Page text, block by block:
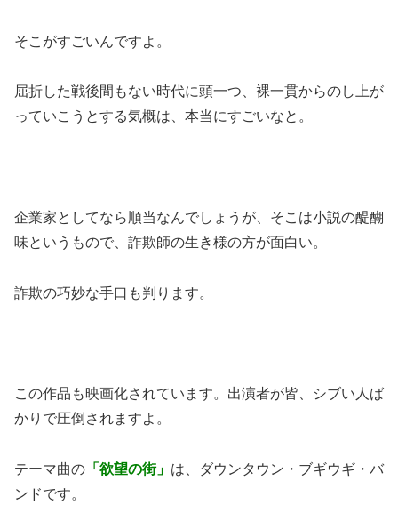
そこがすごいんですよ。
屈折した戦後間もない時代に頭一つ、裸一貫からのし上が
っていこうとする気概は、本当にすごいなと。
企業家としてなら順当なんでしょうが、そこは小説の醍醐
味というもので、詐欺師の生き様の方が面白い。
詐欺の巧妙な手口も判ります。
この作品も映画化されています。出演者が皆、シブい人ば
かりで圧倒されますよ。
テーマ曲の 「欲望の街」 は、ダウンタウン・ブギウギ・バ
ンドです。